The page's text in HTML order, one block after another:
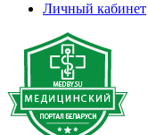
Личный кабинет